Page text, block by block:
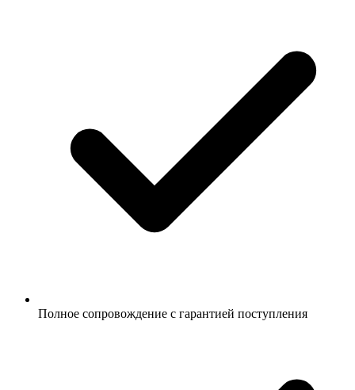
Полное сопровождение с гарантией поступления